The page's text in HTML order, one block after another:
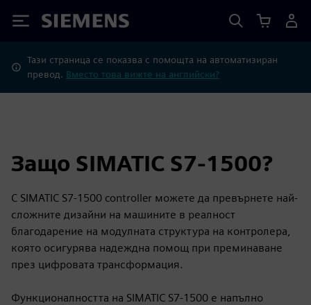
Siemens
Тази страница се показва с помощта на автоматизиран
превод. Вместо това вижте на английски?
Защо SIMATIC S7-1500?
С SIMATIC S7-1500 controller можете да превърнете най-
сложните дизайни на машините в реалност
благодарение на модулната структура на контролера,
която осигурява надеждна помощ при преминаване
през цифровата трансформация.
Функционалността на SIMATIC S7-1500 е напълно